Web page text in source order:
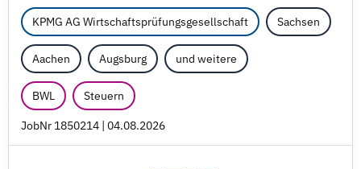
KPMG AG Wirtschaftsprüfungsgesellschaft Sachsen
Aachen Augsburg und weitere
BWL Steuern
JobNr 1850214 | 04.08.2026